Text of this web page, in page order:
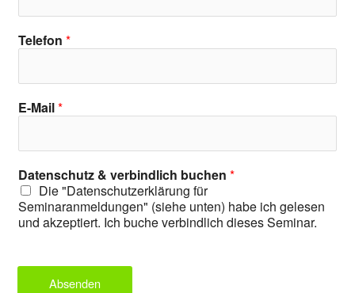
Telefon*
E-Mail*
Datenschutz & verbindlich buchen*
Die "Datenschutzerklärung für
Seminaranmeldungen" (siehe unten) habe ich gelesen
und akzeptiert. Ich buche verbindlich dieses Seminar.
Absenden